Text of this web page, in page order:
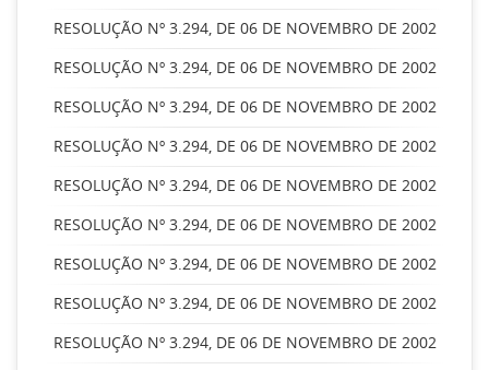
RESOLUÇÃO Nº 3.294, DE 06 DE NOVEMBRO DE 2002
RESOLUÇÃO Nº 3.294, DE 06 DE NOVEMBRO DE 2002
RESOLUÇÃO Nº 3.294, DE 06 DE NOVEMBRO DE 2002
RESOLUÇÃO Nº 3.294, DE 06 DE NOVEMBRO DE 2002
RESOLUÇÃO Nº 3.294, DE 06 DE NOVEMBRO DE 2002
RESOLUÇÃO Nº 3.294, DE 06 DE NOVEMBRO DE 2002
RESOLUÇÃO Nº 3.294, DE 06 DE NOVEMBRO DE 2002
RESOLUÇÃO Nº 3.294, DE 06 DE NOVEMBRO DE 2002
RESOLUÇÃO Nº 3.294, DE 06 DE NOVEMBRO DE 2002